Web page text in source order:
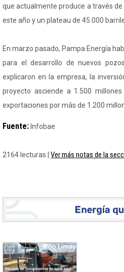
que actualmente produce a través
este año y un plateau de 45.000
En marzo pasado, Pampa Energía
para el desarrollo de nuevos
explicaron en la empresa, la
proyecto asciende a 1.500
exportaciones por más de 1.200
Fuente: Infobae
2164 lecturas | Ver más notas de la